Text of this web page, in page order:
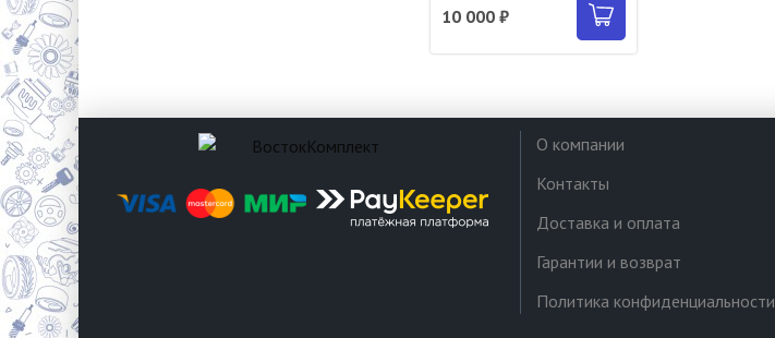
10 000 ₽
О компании
Контакты
Доставка и оплата
Гарантии и возврат
Политика конфиденциальности